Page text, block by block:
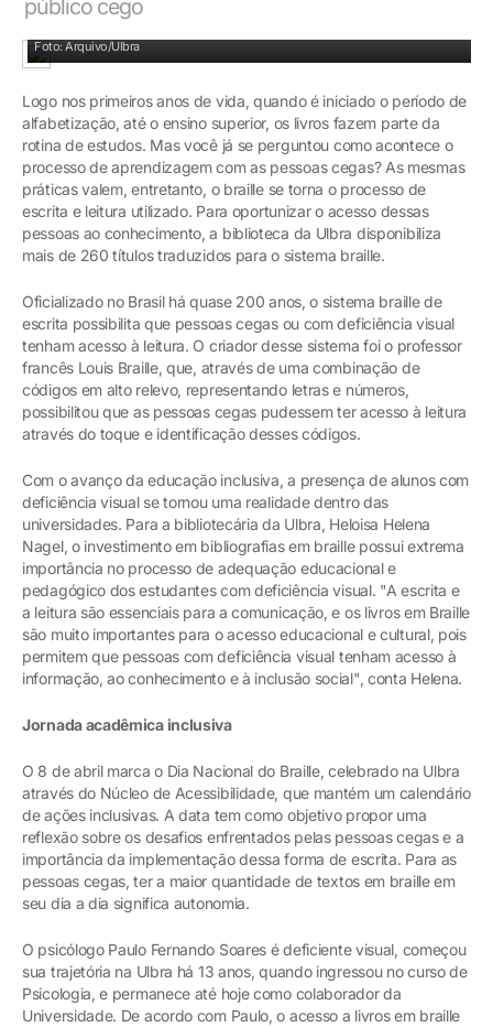
público cego
Foto: Arquivo/Ulbra
Logo nos primeiros anos de vida, quando é iniciado o período de
alfabetização, até o ensino superior, os livros fazem parte da
rotina de estudos. Mas você já se perguntou como acontece o
processo de aprendizagem com as pessoas cegas? As mesmas
práticas valem, entretanto, o braille se torna o processo de
escrita e leitura utilizado. Para oportunizar o acesso dessas
pessoas ao conhecimento, a biblioteca da Ulbra disponibiliza
mais de 260 títulos traduzidos para o sistema braille.
Oficializado no Brasil há quase 200 anos, o sistema braille de
escrita possibilita que pessoas cegas ou com deficiência visual
tenham acesso à leitura. O criador desse sistema foi o professor
francês Louis Braille, que, através de uma combinação de
códigos em alto relevo, representando letras e números,
possibilitou que as pessoas cegas pudessem ter acesso à leitura
através do toque e identificação desses códigos.
Com o avanço da educação inclusiva, a presença de alunos com
deficiência visual se tornou uma realidade dentro das
universidades. Para a bibliotecária da Ulbra, Heloisa Helena
Nagel, o investimento em bibliografias em braille possui extrema
importância no processo de adequação educacional e
pedagógico dos estudantes com deficiência visual. "A escrita e
a leitura são essenciais para a comunicação, e os livros em Braille
são muito importantes para o acesso educacional e cultural, pois
permitem que pessoas com deficiência visual tenham acesso à
informação, ao conhecimento e à inclusão social", conta Helena.
Jornada acadêmica inclusiva
O 8 de abril marca o Dia Nacional do Braille, celebrado na Ulbra
através do Núcleo de Acessibilidade, que mantém um calendário
de ações inclusivas. A data tem como objetivo propor uma
reflexão sobre os desafios enfrentados pelas pessoas cegas e a
importância da implementação dessa forma de escrita. Para as
pessoas cegas, ter a maior quantidade de textos em braille em
seu dia a dia significa autonomia.
O psicólogo Paulo Fernando Soares é deficiente visual, começou
sua trajetória na Ulbra há 13 anos, quando ingressou no curso de
Psicologia, e permanece até hoje como colaborador da
Universidade. De acordo com Paulo, o acesso a livros em braille